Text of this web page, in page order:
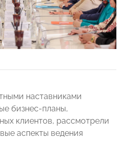
наставниками
бизнес-планы,
клиентов, рассмотрели
аспекты ведения